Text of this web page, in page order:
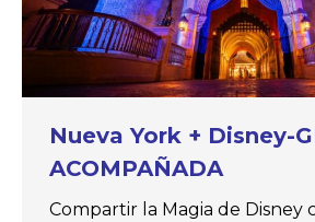
Nueva York + Disney-
ACOMPAÑADA
Compartir la Magia de Disney